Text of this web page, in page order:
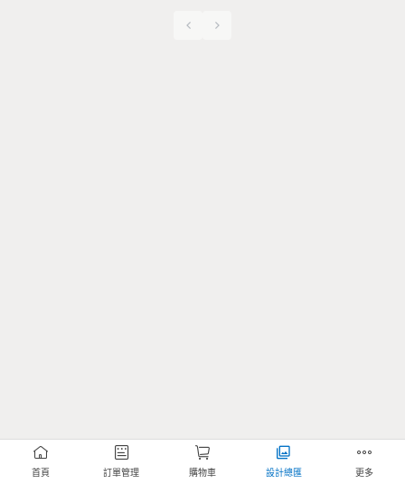
首頁 訂單管理 購物車 設計總匯 更多